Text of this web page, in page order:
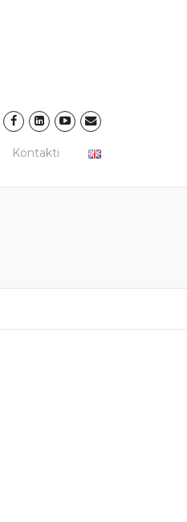
Kontakti